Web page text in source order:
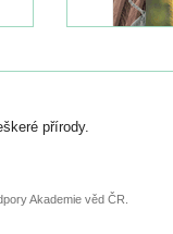
přírody.
Akademie věd ČR.